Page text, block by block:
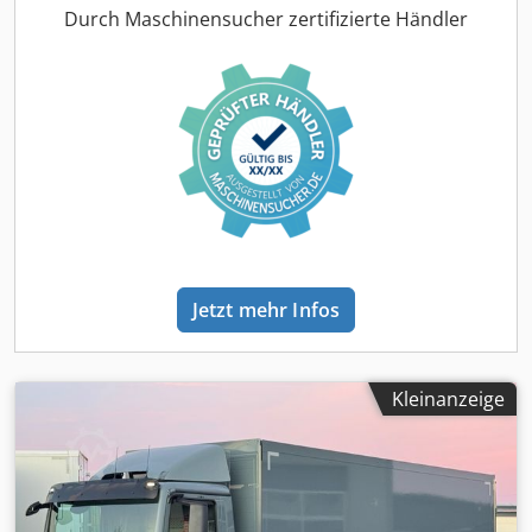
Weitwinkelspiegel * Wegfahrsperre * Telematiksystem
Interieur * Fahrtenschreiber digital * Bordcomputer *
Standheizung * Fahrersitz luftgefedert * Sitzheizung *
Lenksäule verstellbar * Fensterheber elektrisch *
Zentralverriegelung Weitere Ausstattung * SCR K+G tec
Schiebeplanen-Paneelaufbau LXBXH Maße i.L. 7.350 x
2.480 x 2.080 mm Laderaum * Länge 7.350 mm, Breite
2.480 mm, Höhe 2.080 mm * Volumen 37 mÂ³ Reifenmaße
* 1. Achse 355/50 R22.5 * 2. Achse: 2. Achse 295/60 R22.5,
Gesamtgewicht: 26.000 kg * Kraftstofftank: 300l * AdBlue
Tank: 47l * Radstand: 4.750 mm DEUTSCHES FAHRZEUG
ZULASSUNG / ZOLLSERVICE Wir organisieren Ihre
Zulassung und die Ausfuhrpapiere / EUR 1 und Hersteller-
Erklärung für den Export. FINANZIERUNG Auf Wunsch
FINANZIERUNGSANGEBOT. SERVICE TÜV-HU / UVV LBW /
LGS-PRÜFUNG / Tachoprüfung / Einbau OBU-Gerät und
Service durch unsere MARKENWERKSTATT vor Ort MAUT /
Klimaanlage, Ladebordwand, Navigationssystem,
Angebot Ihr Interesse geweckt haben und versichern
Ihnen bereits jetzt schon, in unserem Hause ein gutes und
preiswertes Fahrzeug mit nachvollziehbarer Service-
Historie kaufen zu können! NEXT GENRATION / NEUES
MODEL / TOP !!!!! LENKACHSE ORTERN SAFEServer
Aufbaumit 4 reihiger rückwärtiger Ladegutsicherung
Fahrzeugportal und LBW wie Foto in weiss lakiert NEUE
PLANE MIT DIGITALDRUCK MÖGLICH ( gegen MEHRPREIS )
Automatikgetriebe Opticruise 2 Pedale, 8 Gänge
Assistenzsysteme * Elektronisches Bremssystem EBS *
Adaptive Cruise Control ACC * Fahrlichtautomatik *
Scheinwerfer * Leuchtweitenregulierung *
Nebelscheinwerfer * Colorverglasung * LED-Tagfahrlicht
Audio & Kommunikation * Navigationssystem * Radio *
Handyvorbereitung Bluetooth Exterieur * Luft-
Luftfederung * Achsformel: 6x2?4 * Ladebordwand
stehend Alu: BÄR BC2000 S4-C4 * Liftachse gelenkt *
Durch Maschinensucher zertifizierte Händler
Jetzt mehr Infos
Kleinanzeige